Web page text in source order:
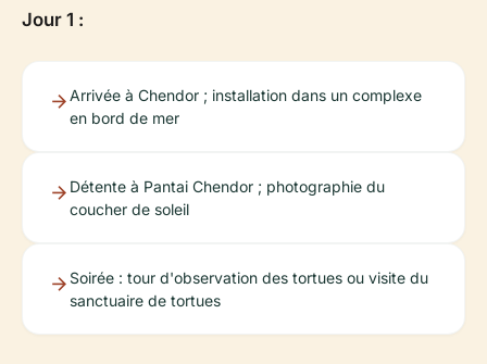
Jour 1 :
Arrivée à Chendor ; installation dans un complexe
en bord de mer
Détente à Pantai Chendor ; photographie du
coucher de soleil
Soirée : tour d'observation des tortues ou visite du
sanctuaire de tortues